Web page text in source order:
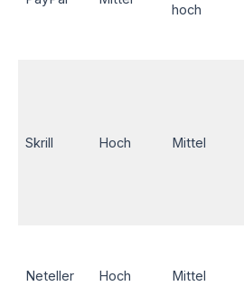
hoch
Skrill Hoch Mittel
Neteller Hoch Mittel